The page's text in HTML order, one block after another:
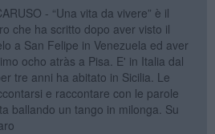
- “Una vita da vivere” è il
che ha scritto dopo aver visto il
a San Felipe in Venezuela ed aver
ocho atràs a Pisa. E' in Italia dal
tre anni ha abitato in Sicilia. Le
e raccontare con le parole
ballando un tango in milonga. Su